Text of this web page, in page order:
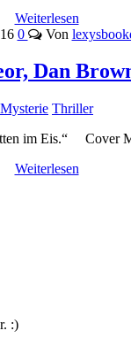
Weiterlesen
0 Von
Dan
Mysterie Thriller
im Eis.“ Cover
Weiterlesen
:)